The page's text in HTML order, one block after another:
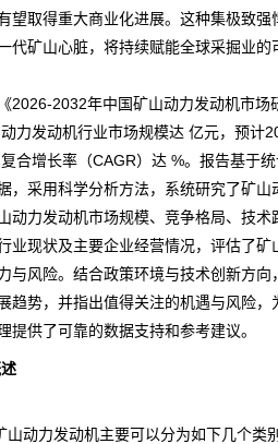
望取得重大商业化进展。这种集极致强
代矿山心脏，将持续赋能全球采掘业的
2026-2032年中国矿山动力发动机市场
力发动机行业市场规模达 亿元，预计
合增长率（CAGR）达 %。报告基于
，采用科学分析方法，系统研究了矿山
动力发动机市场规模、竞争格局、技术
业现状及主要企业经营情况，评估了矿
与风险。结合政策环境与技术创新方向
趋势，并指出值得关注的机遇与风险，
提供了可靠的数据支持和参考建议。
动力发动机主要可以分为如下几个类